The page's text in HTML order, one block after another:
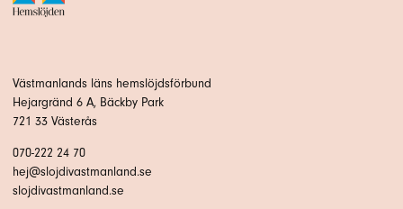
Västmanlands läns hemslöjdsförbund
Hejargränd 6 A, Bäckby Park
721 33 Västerås
070-222 24 70
hej@slojdivastmanland.se
slojdivastmanland.se